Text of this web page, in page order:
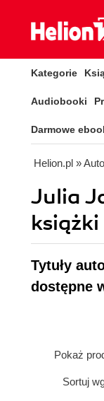
Kategorie
Audiobooki
Darmowe
Helion.pl »
Julia
książki
Tytuły
dostępne
Pokaż
Sortuj